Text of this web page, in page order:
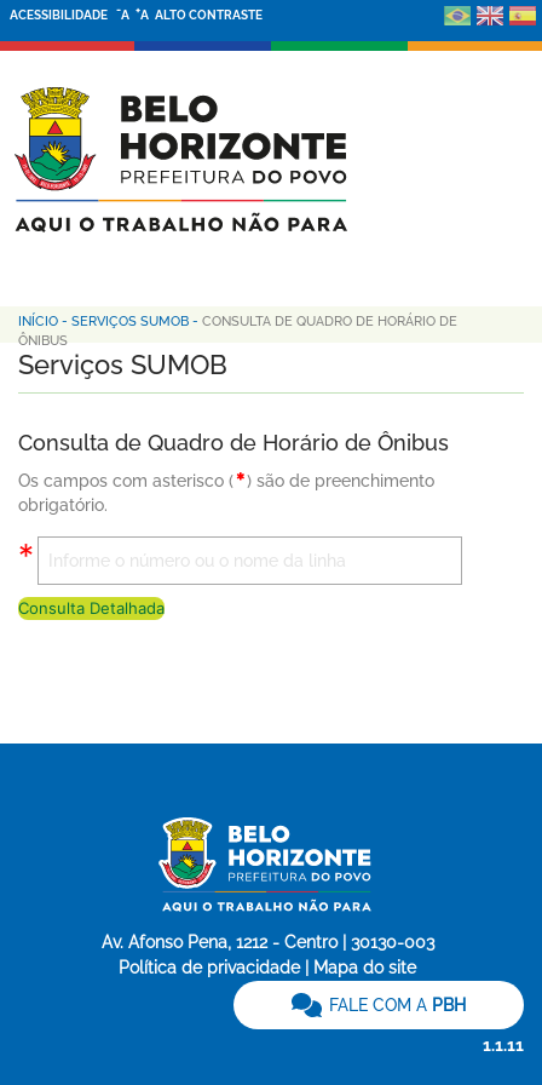
ACESSIBILIDADE -A +A ALTO CONTRASTE
INÍCIO - SERVIÇOS SUMOB - CONSULTA DE QUADRO DE HORÁRIO DE
ÔNIBUS
Serviços SUMOB
Consulta de Quadro de Horário de Ônibus
Os campos com asterisco (
) são de preenchimento
obrigatório.
Consulta Detalhada
Av. Afonso Pena, 1212 - Centro | 30130-003
Política de privacidade | Mapa do site
FALE COM A PBH
1.1.11